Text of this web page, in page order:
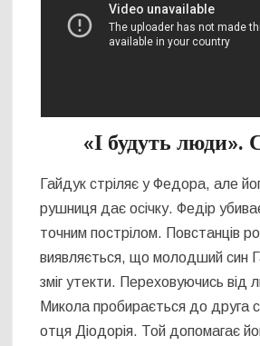
«І будуть люди».
Гайдук стріляє у Федора, але
рушниця дає осічку. Федір
точним пострілом. Повстанців
виявляється, що молодший син
зміг утекти. Переховуючись від
Микола пробирається до друга
отця Діодорія. Той допомагає